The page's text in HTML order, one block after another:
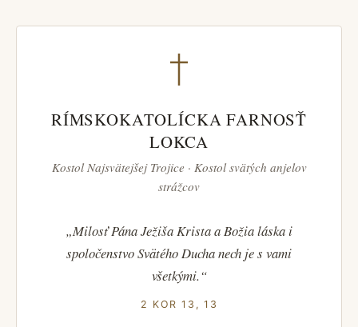
RÍMSKOKATOLÍCKA FARNOSŤ
LOKCA
Kostol Najsvätejšej Trojice · Kostol svätých anjelov
strážcov
„Milosť Pána Ježiša Krista a Božia láska i
spoločenstvo Svätého Ducha nech je s vami
všetkými.“
2 KOR 13, 13